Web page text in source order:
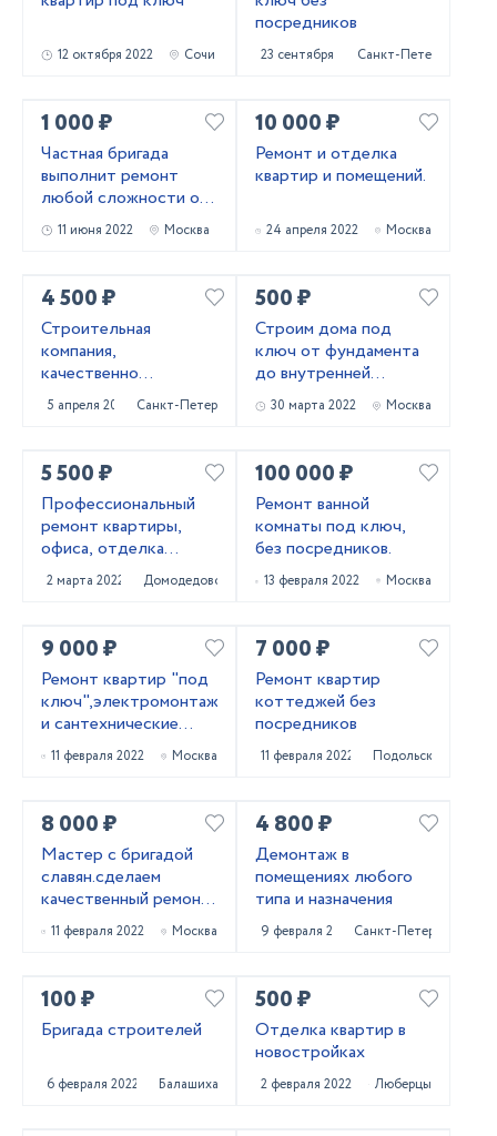
12 октября 2022 Сочи
посредников
23 сентября 2022Санкт-Петербург
1 000 ₽
Частная бригада
выполнит ремонт
любой сложности от
косметики до
капитального.
11 июня 2022 Москва
10 000 ₽
Ремонт и отделка
квартир и помещений.
24 апреля 2022 Москва
4 500 ₽
Строительная
компания,
качественно
выполнит работы по
ремонту вашей
5 апреля 2022 Санкт-Петербург
500 ₽
Строим дома под
ключ от фундамента
до внутренней
отделки.
30 марта 2022 Москва
5 500 ₽
Профессиональный
ремонт квартиры,
офиса, отделка
коттеджа
2 марта 2022 Домодедово
100 000 ₽
Ремонт ванной
комнаты под ключ,
без посредников.
13 февраля 2022 Москва
9 000 ₽
Ремонт квартир "под
ключ",электромонтажные
и сантехнические
работы
11 февраля 2022 Москва
7 000 ₽
Ремонт квартир
коттеджей без
посредников
11 февраля 2022 Подольск
8 000 ₽
Мастер с бригадой
славян.сделаем
качественный ремонт
квартир
11 февраля 2022 Москва
4 800 ₽
Демонтаж в
помещениях любого
типа и назначения
9 февраля 2022 Санкт-Петербург
100 ₽
Бригада строителей
6 февраля 2022 Балашиха
500 ₽
Отделка квартир в
новостройках
2 февраля 2022 Люберцы